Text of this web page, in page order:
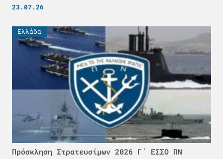
23.07.26
Ελλάδα
Πρόσκληση Στρατευσίμων 2026 Γ΄ ΕΣΣΟ ΠΝ